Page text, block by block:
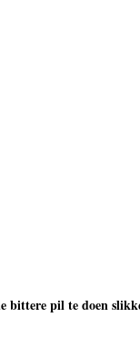
pil te doen